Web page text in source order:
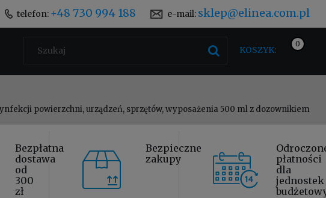
telefon: +48 730 994 188 e-mail: sklep@elinea.com.pl
KOSZYK:
powierzchni, urządzeń, sprzętów, wyposażenia 500 ml z dozownikiem
Bezpłatna
dostawa
od
300
zł
Bezpieczne
zakupy
płatności
dla
jednostek